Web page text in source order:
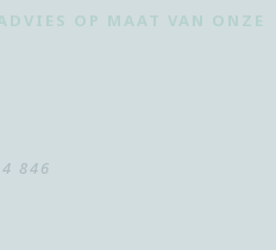
OP MAAT VAN ONZE
846